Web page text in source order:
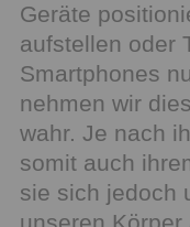
Geräte
aufstellen oder
Smartphones
nehmen wir
wahr. Je nach
somit auch
sie sich jedoch